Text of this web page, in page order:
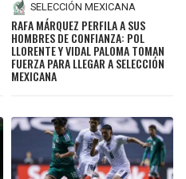
SELECCIÓN MEXICANA
RAFA MÁRQUEZ PERFILA A SUS
HOMBRES DE CONFIANZA: POL
LLORENTE Y VIDAL PALOMA TOMAN
FUERZA PARA LLEGAR A SELECCIÓN
MEXICANA